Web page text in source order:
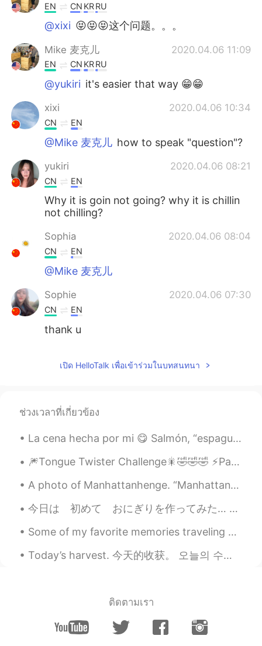
EN CN KRRU
@xixi 😝😝😝这个问题。。。
Mike 麦克儿 2020.04.06 11:09
EN CN KRRU
@yukiri it's easier that way 😁😁
xixi 2020.04.06 10:34
CN EN
@Mike 麦克儿 how to speak "question"?
yukiri 2020.04.06 08:21
CN EN
Why it is goin not going? why it is chillin
not chilling?
Sophia 2020.04.06 08:04
CN EN
@Mike 麦克儿
Sophie 2020.04.06 07:30
CN EN
thank u
CNKRRU
EN CNKRRU
@z.wateryep
z.water 2020.04.06 07:08
chillin’ is short for chilling ？
2020.04.06 06:57
CN EN
Very good
เปิด HelloTalk เพื่อเข้าร่วมในบทสนทนา
ช่วงเวลาที่เกี่ยวข้อง
La cena hecha por mi 😋 Salmón, “espaguetis” de calabacín al estilo asiático, ensalada de aguacate...
🎆Tongue Twister Challenge🎇🤣🤣🤣 ⚡️Part 2 This is the tongue twister challenge that no one has ask...
A photo of Manhattanhenge. “Manhattanhenge, also called the Manhattan Solstice, is an event duri...
今日は 初めて おにぎりを作ってみた… 教えて下さいね😅 貴方の一番好きな おにぎりの中は 何？ ツナマヨや さばが 好き ところで 虹見た イギリスで 「虹の終わりで 金が 有る 」と言...
Some of my favorite memories traveling have been in Japan. I met a lot of amazing people & ate a...
Today’s harvest. 今天的收获。 오늘의 수확. You can see why people’s allergies are a bit worse this year, t...
ติดตามเรา